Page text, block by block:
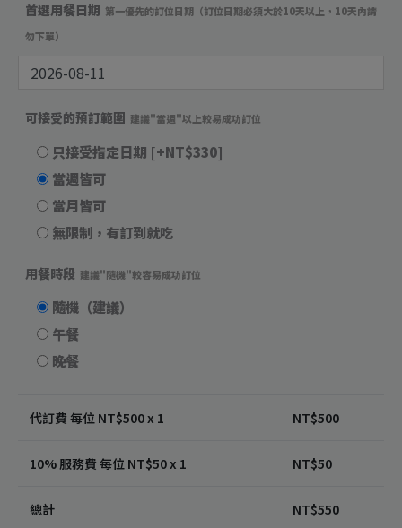
首選用餐日期 第一優先的訂位日期（訂位日期必須大於10天以上，10天內請
勿下單）
可接受的預訂範圍 建議"當週"以上較易成功訂位
只接受指定日期 [+NT$330]
當週皆可
當月皆可
無限制，有訂到就吃
用餐時段 建議"隨機"較容易成功訂位
隨機（建議）
午餐
晚餐
代訂費 每位 NT$500x 1 NT$500
10% 服務費 每位 NT$50x 1 NT$50
總計 NT$550